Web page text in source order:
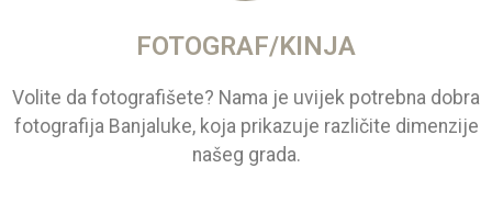
FOTOGRAF/KINJA
Volite da fotografišete? Nama je uvijek potrebna dobra
fotografija Banjaluke, koja prikazuje različite dimenzije
našeg grada.